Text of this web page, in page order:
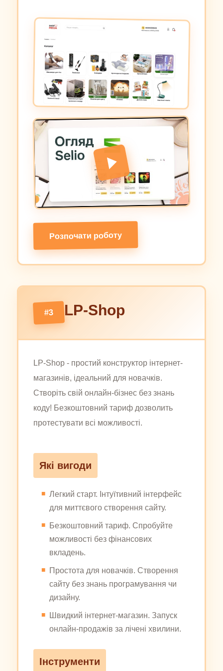
Розпочати роботу
#3 LP-Shop
LP-Shop - простий конструктор інтернет-
магазинів, ідеальний для новачків.
Створіть свій онлайн-бізнес без знань
коду! Безкоштовний тариф дозволить
протестувати всі можливості.
Які вигоди
Легкий старт. Інтуїтивний інтерфейс
для миттєвого створення сайту.
Безкоштовний тариф. Спробуйте
можливості без фінансових
вкладень.
Простота для новачків. Створення
сайту без знань програмування чи
дизайну.
Швидкий інтернет-магазин. Запуск
онлайн-продажів за лічені хвилини.
Інструменти